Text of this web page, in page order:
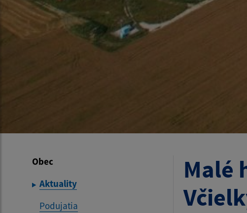
Obec
Aktuality
Podujatia
Malé